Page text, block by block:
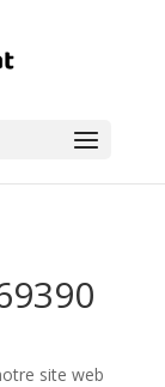
site web